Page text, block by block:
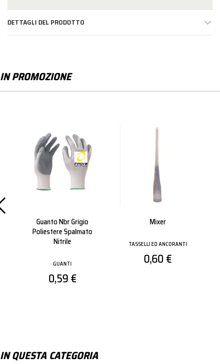
DETTAGLI DEL PRODOTTO
IN PROMOZIONE
Mixer
TASSELLI ED ANCORANTI
0,60 €
Mola Da Taglio T41
MOLE DA TAGLIO E DA SBAVO
IN QUESTA CATEGORIA